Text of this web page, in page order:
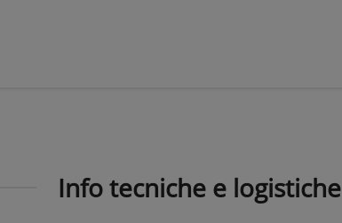
Info tecniche e logistiche